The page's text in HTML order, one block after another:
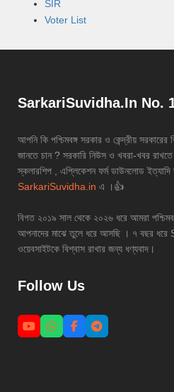
SIR
Voter List
SarkariSuvidha.In No.
আপনি কি পশ্চিমবঙ্গ সরকার ও কেন্দ্রীয়
জানতে চান ? সরকারি নিউস ও খবরা-খবর রাখতে
স্কলারশিপ , এপ্লিকেশন ফর্ম ডাউনলোড
SarkariSuvidha.in এ ।👍
বিগত ২০১৯ সাল থেকে ২০২৬ ধরে আমরা
আপনাদের মাঝে তুলে ধরে আসছি । ৭ বছর
ওয়েবসাইটকে বিশ্বাস রাখার জন্য ধণ্যবাদ।
Follow Us